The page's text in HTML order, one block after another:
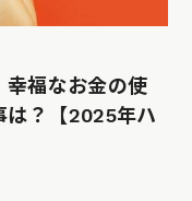
幸福なお金の使
は？【2025年ハ